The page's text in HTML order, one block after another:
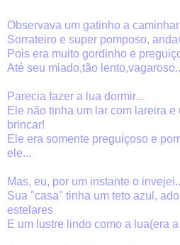
Observava um gatinho a
Sorrateiro e super pomposo,
Pois era muito gordinho e
Até seu miado,tão
Parecia fazer a lua dormir...
Ele não tinha um lar com lareira
brincar!
Ele era somente preguiçoso e
ele...
Mas, eu, por um instante o
Sua "casa" tinha um teto azul,
estelares
E um lustre lindo como a lua(era